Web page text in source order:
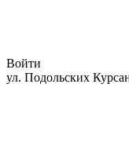
Войти
ул. Подольских